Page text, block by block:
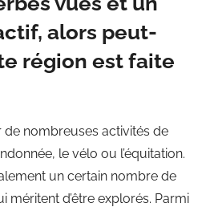
alors peut-
région est faite
nombreuses activités de
le vélo ou l’équitation.
un certain nombre de
méritent d’être explorés. Parmi